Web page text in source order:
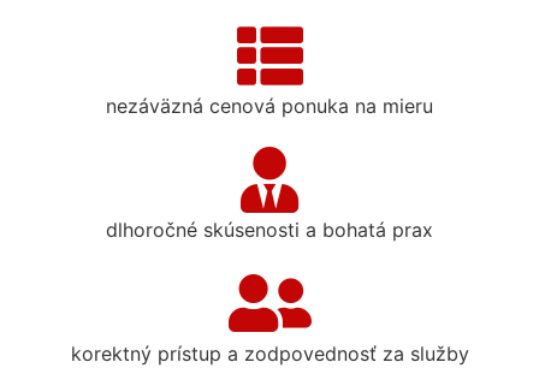
nezáväzná cenová ponuka na mieru
dlhoročné skúsenosti a bohatá prax
korektný prístup a zodpovednosť za služby